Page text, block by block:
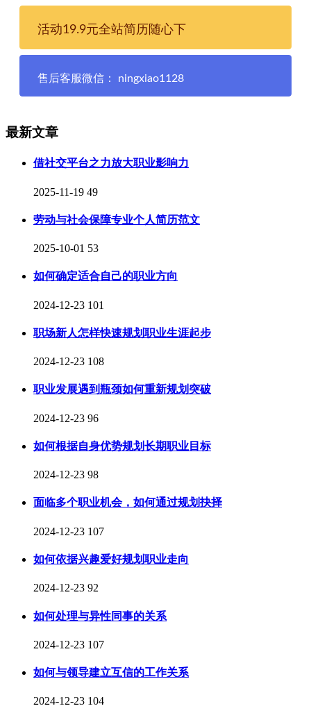
活动19.9元全站简历随心下
售后客服微信： ningxiao1128
最新文章
借社交平台之力放大职业影响力
2025-11-19 49
劳动与社会保障专业个人简历范文
2025-10-01 53
如何确定适合自己的职业方向
2024-12-23 101
职场新人怎样快速规划职业生涯起步
2024-12-23 108
职业发展遇到瓶颈如何重新规划突破
2024-12-23 96
如何根据自身优势规划长期职业目标
2024-12-23 98
面临多个职业机会，如何通过规划抉择
2024-12-23 107
如何依据兴趣爱好规划职业走向
2024-12-23 92
如何处理与异性同事的关系
2024-12-23 107
如何与领导建立互信的工作关系
2024-12-23 104